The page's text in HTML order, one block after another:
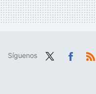
Síguenos